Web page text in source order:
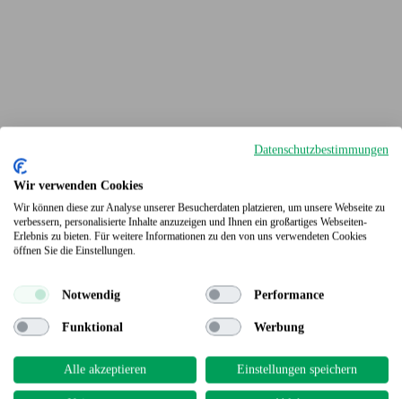
Terrassendielen
Datenschutzbestimmungen
Wir verwenden Cookies
Wir können diese zur Analyse unserer Besucherdaten platzieren, um unsere Webseite zu
verbessern, personalisierte Inhalte anzuzeigen und Ihnen ein großartiges Webseiten-
Erlebnis zu bieten. Für weitere Informationen zu den von uns verwendeten Cookies
öffnen Sie die Einstellungen.
Notwendig Performance
Funktional Werbung
Alle akzeptieren Einstellungen speichern